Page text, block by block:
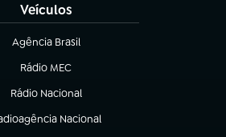
Veículos
Agência Brasil
(abre em nova aba)
Rádio MEC
Rádio Nacional
(abre em nova aba)
Nacional
em nova aba)